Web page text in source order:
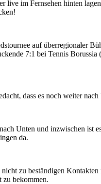
live im Fernsehen hinten
auf überregionaler
7:1 bei Tennis
dass es noch weiter nach
Unten und inzwischen ist
da.
zu beständigen
zu bekommen.